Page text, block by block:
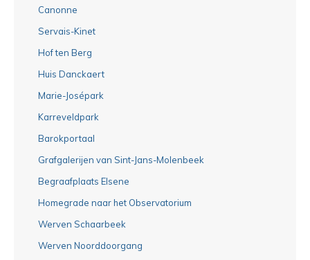
Canonne
Servais-Kinet
Hof ten Berg
Huis Danckaert
Marie-Josépark
Karreveldpark
Barokportaal
Grafgalerijen van Sint-Jans-Molenbeek
Begraafplaats Elsene
Homegrade naar het Observatorium
Werven Schaarbeek
Werven Noorddoorgang